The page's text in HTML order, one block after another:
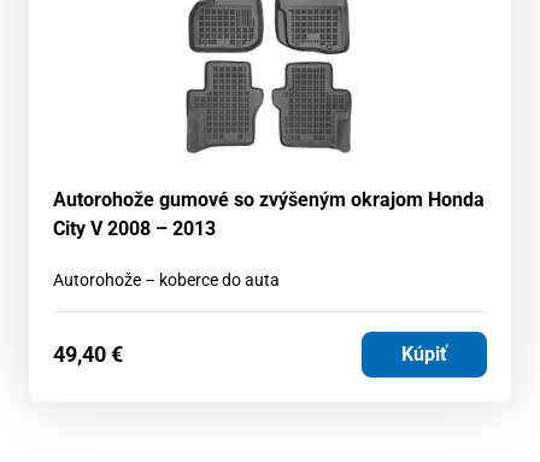
Autorohože gumové so zvýšeným okrajom Honda
City V 2008 – 2013
Autorohože – koberce do auta
49,40€ Kúpiť